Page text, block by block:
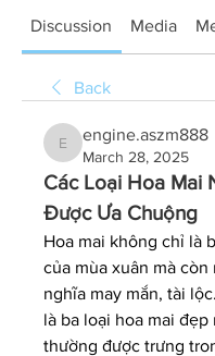
Discussion Media
Back
engine.aszm888
engine.aszm888
March 28, 2025
Các Loại Hoa Mai
Được Ưa Chuộng
Hoa mai không chỉ là
của mùa xuân mà còn
nghĩa may mắn, tài
là ba loại hoa mai đẹp
thường được trưng